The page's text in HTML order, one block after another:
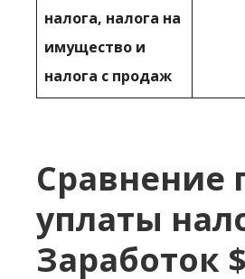
налога, налога на
имущество и
налога с продаж
Сравнение
уплаты
Заработок